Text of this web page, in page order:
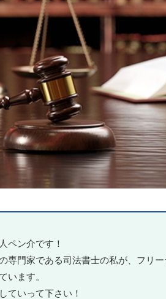
ペン介です！
専門家である司法書士の私が、フリ
います。
ていって下さい！